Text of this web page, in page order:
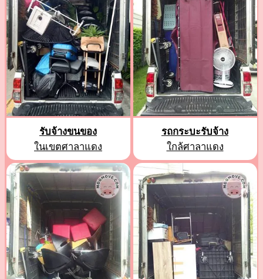
รับจ้างขนของ
ในเขตศาลาแดง
รถกระบะรับจ้าง
ใกล้ศาลาแดง